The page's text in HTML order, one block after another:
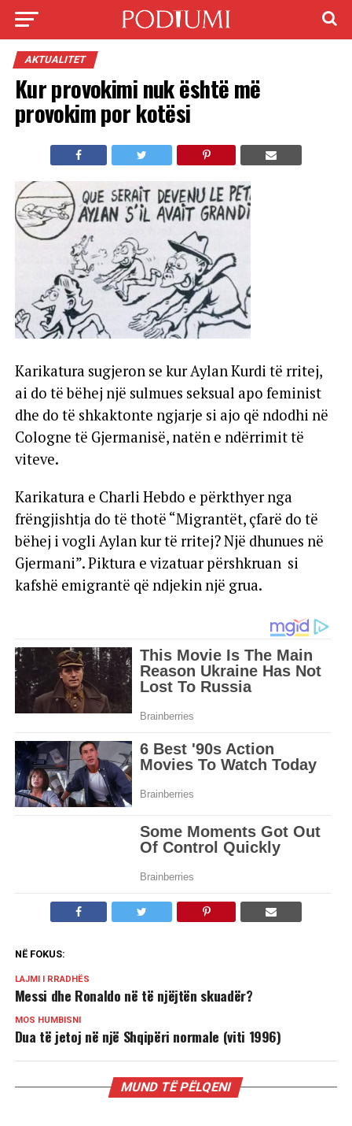
AKTUALITET
Kur provokimi nuk është më
provokim por kotësi
Karikatura sugjeron se kur Aylan Kurdi të rritej,
ai do të bëhej një sulmues seksual apo feminist
dhe do të shkaktonte ngjarje si ajo që ndodhi në
Cologne të Gjermanisë, natën e ndërrimit të
viteve.
Karikatura e Charli Hebdo e përkthyer nga
frëngjishtja do të thotë “Migrantët, çfarë do të
bëhej i vogli Aylan kur të rritej? Një dhunues në
Gjermani”. Piktura e vizatuar përshkruan si
kafshë emigrantë që ndjekin një grua.
NË FOKUS:
LAJMI I RRADHËS
Messi dhe Ronaldo në të njëjtën skuadër?
MOS HUMBISNI
Dua të jetoj në një Shqipëri normale (viti 1996)
MUND TË PËLQENI